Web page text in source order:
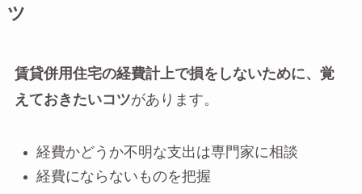
ツ
賃貸併用住宅の経費計上で損をしないために、覚
えておきたいコツがあります。
経費かどうか不明な支出は専門家に相談
経費にならないものを把握